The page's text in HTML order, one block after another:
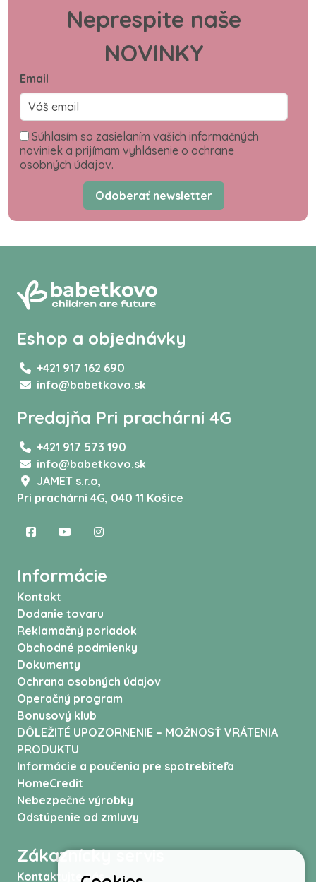
Neprespite naše
NOVINKY
Email
Súhlasím so zasielaním vašich informačných
noviniek a prijímam vyhlásenie o ochrane
osobných údajov.
Odoberať newsletter
Eshop a objednávky
+421 917 162 690
info@babetkovo.sk
Predajňa Pri prachárni 4G
+421 917 573 190
info@babetkovo.sk
JAMET s.r.o,
Pri prachárni 4G, 040 11 Košice
Informácie
Kontakt
Dodanie tovaru
Reklamačný poriadok
Obchodné podmienky
Dokumenty
Ochrana osobných údajov
Operačný program
Bonusový klub
DÔLEŽITÉ UPOZORNENIE – MOŽNOSŤ VRÁTENIA
PRODUKTU
Informácie a poučenia pre spotrebiteľa
HomeCredit
Nebezpečné výrobky
Odstúpenie od zmluvy
Zákaznícky servis
Kontaktujte nás